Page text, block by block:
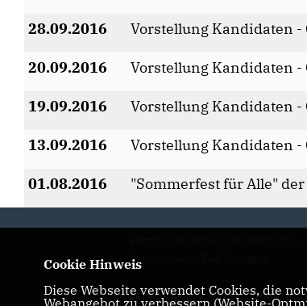
28.09.2016 Vorstellung Kandidaten
20.09.2016 Vorstellung Kandidaten -
19.09.2016 Vorstellung Kandidaten -
13.09.2016 Vorstellung Kandidaten
01.08.2016 "Sommerfest für Alle"
Stadtverband Bad Wimpfen
IMPRESSUM
Cookie Hinweis
Diese Webseite verwendet Cookies, die
Webangebot zu verbessern (Website-